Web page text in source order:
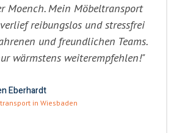
Moench. Mein Möbeltransport
reibungslos und stressfrei
und freundlichen Teams.
wärmstens weiterempfehlen!"
Eberhardt
in Wiesbaden